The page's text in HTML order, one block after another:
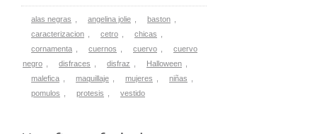
alas negras angelina jolie baston
caracterizacion
cetro chicas
cornamenta
cuernos cuervo
cuervo
negro
disfraces disfraz Halloween
malefica
maquillaje mujeres niñas
pomulos
protesis vestido